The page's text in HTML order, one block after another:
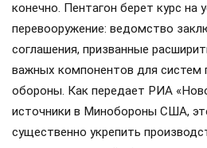
конечно. Пентагон берет курс на
перевооружение: ведомство
соглашения, призванные
важных компонентов для систем
обороны. Как передает РИА
источники в Минобороны США,
существенно укрепить